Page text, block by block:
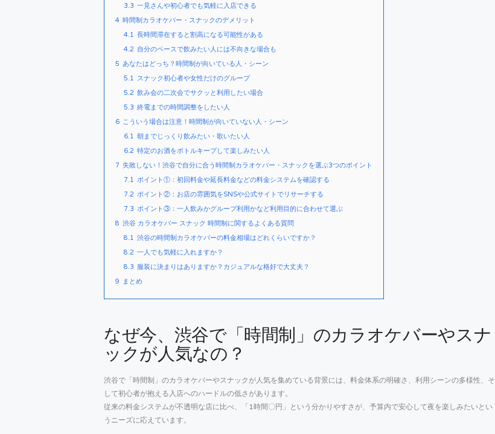
3.3 一見さんや初心者でも気軽に入店できる
4 時間制カラオケバー・スナックのデメリット
4.1 長時間滞在すると割高になる可能性がある
4.2 自分のペースで飲みたい人には不向きな場合も
5 あなたはどっち？時間制が向いている人・シーン
5.1
スナック初心者や女性だけのグループ
5.2 飲み会の二次会でサクッと利用したい場合
5.3 終電までの時間調整をしたい人
6 こういう場合は注意！時間制が向いていない人・シーン
6.1 朝までじっくり飲みたい・歌いたい人
6.2 特定のお酒をボトルキープして楽しみたい人
7 失敗しない！渋谷で自分に合う時間制カラオケバー・スナックを選ぶ3つのポイント
7.1
ポイント①：初回料金や延長料金などの料金システムを確認する
7.2 ポイント②：お店の雰囲気をSNSや公式サイトでリサーチする
7.3 ポイント③：一人飲みかグループ利用かなど利用目的に合わせて選ぶ
8 渋谷 カラオケバー スナック 時間制に関するよくある質問
8.1 渋谷の時間制カラオケバーの料金相場はどれくらいですか？
8.2 一人でも気軽に入れますか？
8.3 服装に決まりはありますか？カジュアルな格好で大丈夫？
9 まとめ
なぜ今、渋谷で「時間制」のカラオケバーやスナ
ックが人気なの？
渋谷で「時間制」のカラオケバーやスナックが人気を集めている背景には、料金体系の明確さ、利用シーンの多様性、そ
して初心者が抱える入店へのハードルの低さがあります。
従来の料金システムが不透明な店に比べ、「1時間〇円」という分かりやすさが、予算内で安心して夜を楽しみたいとい
うニーズに応えています。